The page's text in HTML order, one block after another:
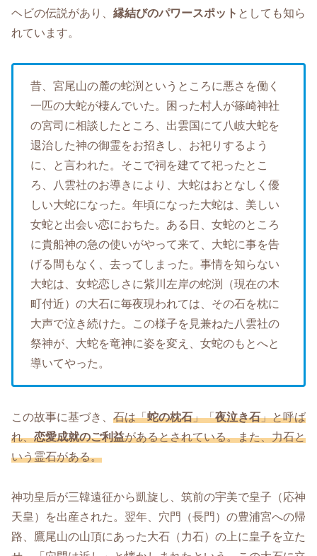
ヘビの伝説があり、 縁結びのパワースポット としても知ら
れています。
昔、宮尾山の麓の蛇渕というところに悪さを働く
一匹の大蛇が棲んでいた。困った村人が篠崎神社
の宮司に相談したところ、出雲国にて八岐大蛇を
退治した神の御霊をお招きし、お祀りするよう
に、と言われた。そこで祠を建てて祀ったとこ
ろ、八雲社のお導きにより、大蛇はおとなしく優
しい大蛇になった。年頃になった大蛇は、美しい
女蛇と出会い恋におちた。ある日、女蛇のところ
に貴船神の急の使いがやって来て、大蛇に事を告
げる間もなく、去ってしまった。事情を知らない
大蛇は、女蛇恋しさに紫川左岸の蛇渕（現在の木
町付近）の大石に毎夜現われては、その石を枕に
大声で泣き続けた。この様子を見兼ねた八雲社の
祭神が、大蛇を竜神に姿を変え、女蛇のもとへと
導いてやった。
この故事に基づき、 石は「蛇の枕石」「夜泣き石」と呼ば
れ、恋愛成就のご利益があるとされている。また、力石と
いう霊石がある。
神功皇后が三韓遠征から凱旋し、筑前の宇美で皇子（応神
天皇）を出産された。翌年、穴門（長門）の豊浦宮への帰
路、鷹尾山の山頂にあった大石（力石）の上に皇子を立た